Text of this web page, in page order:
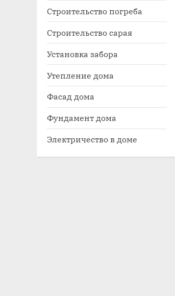
Строительство погреба
Строительство сарая
Установка забора
Утепление дома
Фасад дома
Фундамент дома
Электричество в доме